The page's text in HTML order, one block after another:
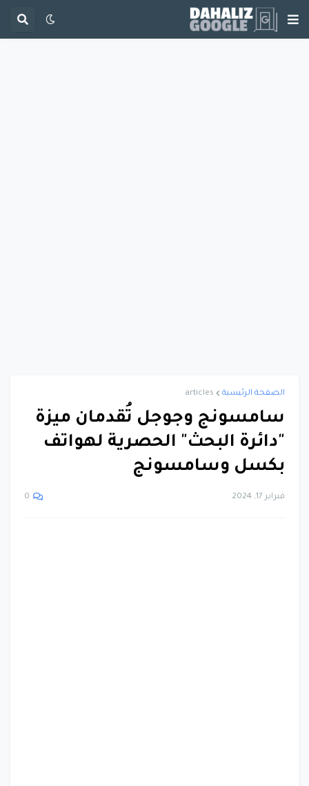
الصفحة الرئيسية articles
سامسونج وجوجل تُقدمان ميزة
"دائرة البحث" الحصرية لهواتف
بكسل وسامسونج
فبراير 17, 2024 0